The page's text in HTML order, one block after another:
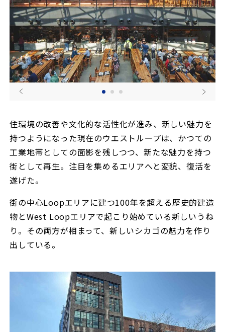
住環境の改善や文化的な活性化が進み、新しい魅力を
持つようになった現在のウエストループは、かつての
工業地帯としての面影を残しつつ、新たな魅力を持つ
街として再生。注目を集めるエリアへと変貌、復活を
遂げた。
街の中心Loopエリアに建つ100年を超える歴史的建造
物とWest Loopエリアで起こり始めている新しいうね
り。その両方が相まって、新しいシカゴの魅力を作り
出している。